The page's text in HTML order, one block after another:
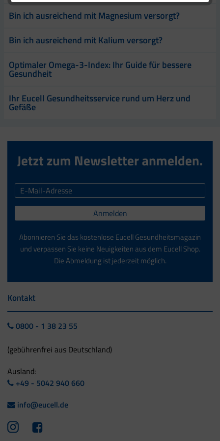
Bin ich ausreichend mit Magnesium versorgt?
Bin ich ausreichend mit Kalium versorgt?
Optimaler Omega-3-Index: Ihr Guide für bessere
Gesundheit
Ihr Eucell Gesundheitsservice rund um Herz und
Gefäße
Jetzt zum Newsletter anmelden.
Anmelden
Abonnieren Sie das kostenlose Eucell Gesundheitsmagazin
und verpassen Sie keine Neuigkeiten aus dem Eucell Shop.
Die Abmeldung ist jederzeit möglich.
Kontakt
0800 - 1 38 23 55
(gebührenfrei aus Deutschland)
Ausland:
+49 - 5042 940 660
info@eucell.de